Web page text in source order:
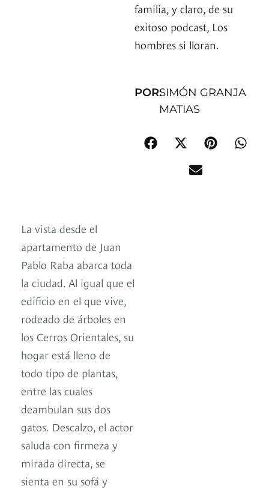
familia, y claro, de su
exitoso podcast, Los
hombres si lloran.
POR:SIMÓN GRANJA
MATIAS
La vista desde el
apartamento de Juan
Pablo Raba abarca toda
la ciudad. Al igual que el
edificio en el que vive,
rodeado de árboles en
los Cerros Orientales, su
hogar está lleno de
todo tipo de plantas,
entre las cuales
deambulan sus dos
gatos. Descalzo, el actor
saluda con firmeza y
mirada directa, se
sienta en su sofá y